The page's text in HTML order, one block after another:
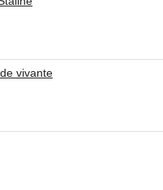
vivante